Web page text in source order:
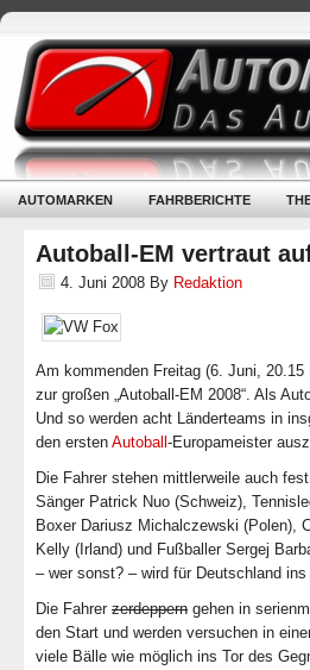
AUTOMARKEN FAHRBERICHTE
Autoball-EM vertraut
4. Juni 2008 By Redaktion
Am kommenden Freitag (6. Juni,
zur großen „Autoball-EM 2008“. Als
Und so werden acht Länderteams in
den ersten Autoball -Europameister
Die Fahrer stehen mittlerweile auch fest
Sänger Patrick Nuo (Schweiz),
Boxer Dariusz Michalczewski (Polen),
Kelly (Irland) und Fußballer Sergej
– wer sonst? – wird für Deutschland
Die Fahrer zerdeppern gehen in
den Start und werden versuchen in
viele Bälle wie möglich ins Tor des